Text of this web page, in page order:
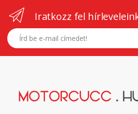
Iratkozz fel
E-mail címed